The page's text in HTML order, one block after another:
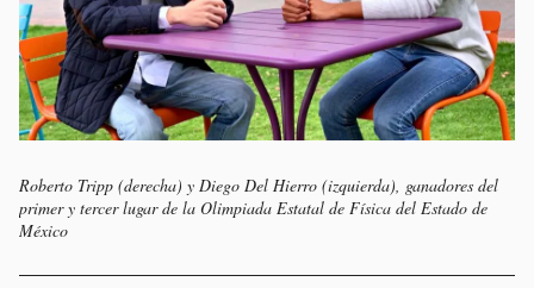
Roberto Tripp (derecha) y Diego Del Hierro (izquierda), ganadores del
primer y tercer lugar de la Olimpiada Estatal de Física del Estado de
México